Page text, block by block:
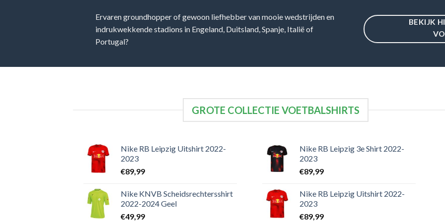
Ervaren groundhopper of gewoon liefhebber van mooie wedstrijden en
indrukwekkende stadions in Engeland, Duitsland, Spanje, Italië of
Portugal?
BEKIJK
GROTE COLLECTIE VOETBALSHIRTS
Nike RB Leipzig Uitshirt 2022-
2023
€89,99
Nike KNVB Scheidsrechtersshirt
2022-2024 Geel
€49,99
Nike RB Leipzig 3e Shirt 2022-
2023
€89,99
Nike RB Leipzig Uitshirt 2022-
2023
€89,99